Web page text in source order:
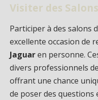
Visiter des
Participer à des salons
excellente occasion de
Jaguaren personne.
divers professionnels
offrant une chance
de poser des questions